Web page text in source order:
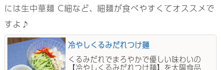
には生中華麺 C細など、細麺が食べやすくてオススメで
すよ♪
冷やしくるみだれつけ麺
くるみだれでまろやかで優しい味わいの
【冷やしくるみだれつけ麺】を太陽食品